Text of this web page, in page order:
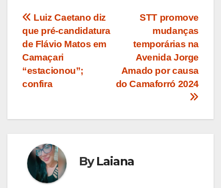
Navegação
de
Post
STT promove
mudanças
temporárias na
Avenida Jorge
Amado por causa
do Camaforró 2024
Luiz Caetano diz
que pré-candidatura
de Flávio Matos em
Camaçari
“estacionou”;
confira
ByLaiana